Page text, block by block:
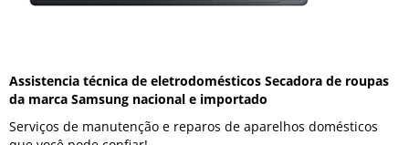
Assistencia técnica de eletrodomésticos Secadora de roupas
da marca Samsung nacional e importado
Serviços de manutenção e reparos de aparelhos domésticos